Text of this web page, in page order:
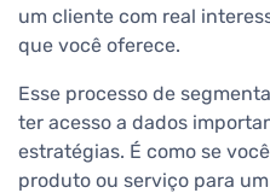
um cliente com real
que você oferece.
Esse processo de
ter acesso a dados
estratégias. É como se
produto ou serviço para